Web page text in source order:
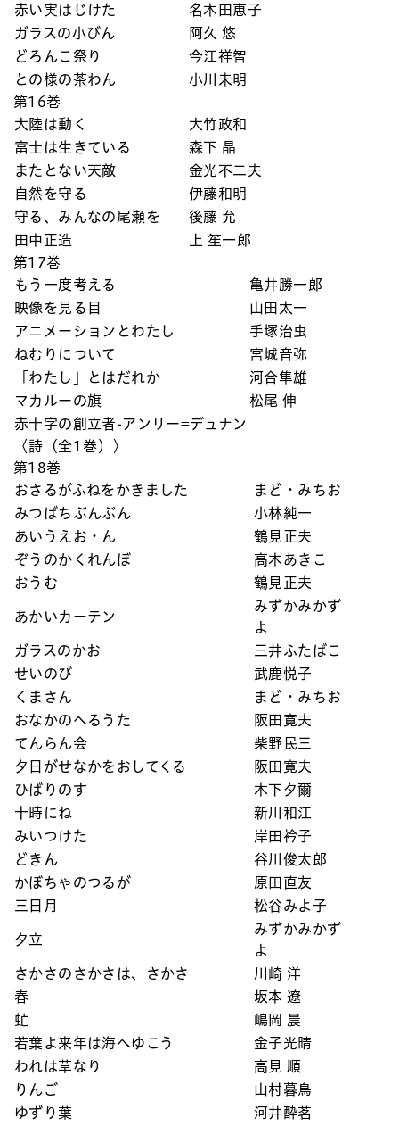
赤い実はじけた
名木田恵子
ガラスの小びん
阿久 悠
どろんこ祭り
今江祥智
との様の茶わん
小川未明
第16巻
大陸は動く
大竹政和
富士は生きている
森下 晶
またとない天敵
金光不二夫
自然を守る
伊藤和明
守る、みんなの尾瀬を
後藤 允
田中正造
上 笙一郎
第17巻
もう一度考える
亀井勝一郎
映像を見る目
山田太一
アニメーションとわたし
手塚治虫
ねむりについて
宮城音弥
「わたし」とはだれか
河合隼雄
マカルーの旗
松尾 伸
赤十字の創立者-アンリー=デュナン
〈詩（全1巻）〉
第18巻
おさるがふねをかきました
まど・みちお
みつばちぶんぶん
小林純一
あいうえお・ん
鶴見正夫
ぞうのかくれんぼ
高木あきこ
おうむ
鶴見正夫
あかいカーテン
みずかみかず
よ
ガラスのかお
三井ふたばこ
せいのび
武鹿悦子
くまさん
まど・みちお
おなかのへるうた
阪田寛夫
てんらん会
柴野民三
夕日がせなかをおしてくる
阪田寛夫
ひばりのす
木下夕爾
十時にね
新川和江
みいつけた
岸田衿子
どきん
谷川俊太郎
かぼちゃのつるが
原田直友
三日月
松谷みよ子
夕立
みずかみかず
よ
さかさのさかさは、さかさ
川崎 洋
春
坂本 遼
虻
嶋岡 晨
若葉よ来年は海へゆこう
金子光晴
われは草なり
高見 順
りんご
山村暮鳥
ゆずり葉
河井酔茗